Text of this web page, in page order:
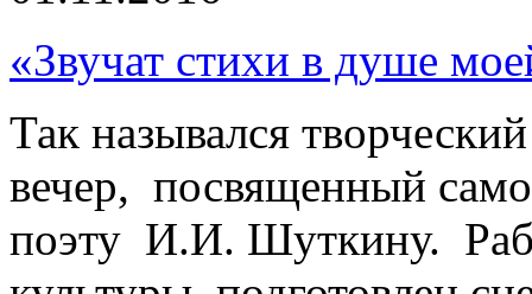
«Звучат стихи в душе
Так назывался
вечер, посвященный
поэту И.И. Шуткину.